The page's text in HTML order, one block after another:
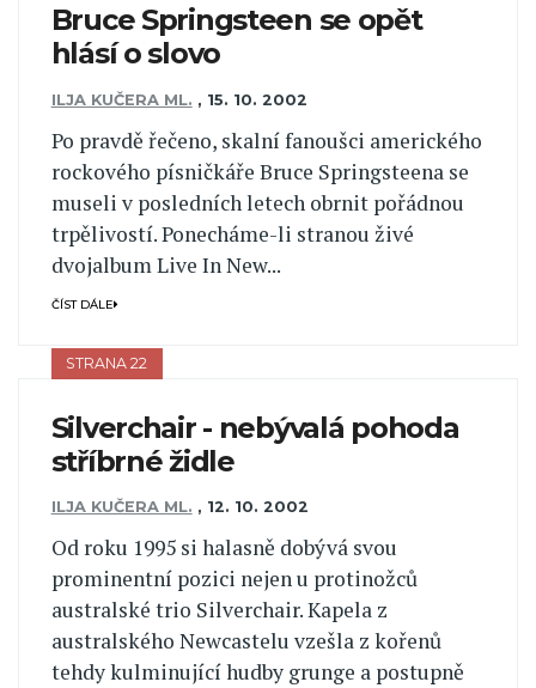
Bruce Springsteen se opět
hlásí o slovo
ILJA KUČERA ML. , 15. 10. 2002
Po pravdě řečeno, skalní fanoušci amerického
rockového písničkáře Bruce Springsteena se
museli v posledních letech obrnit pořádnou
trpělivostí. Ponecháme-li stranou živé
dvojalbum Live In New...
ČÍST DÁLE
STRANA 22
Silverchair - nebývalá pohoda
stříbrné židle
ILJA KUČERA ML. , 12. 10. 2002
Od roku 1995 si halasně dobývá svou
prominentní pozici nejen u protinožců
australské trio Silverchair. Kapela z
australského Newcastelu vzešla z kořenů
tehdy kulminující hudby grunge a postupně